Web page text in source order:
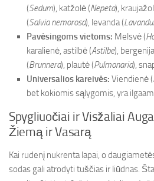
(Sedum), katžolė (Nepeta),
(Salvia nemorosa), levanda (
Pavėsingoms vietoms: Melsvė (
karalienė, astilbė (Astilbe),
(Brunnera), plautė (Pulmonaria),
Universalios kareivės: Viendienė (
bet kokiomis sąlygomis, yra
Spygliuočiai ir Visžaliai
Žiemą ir Vasarą
Kai rudenį nukrenta lapai, o
sodas gali atrodyti tuščias ir liūdnas.